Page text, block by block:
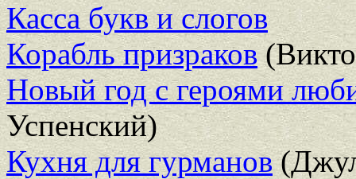
Касса букв и слогов
Корабль призраков
Новый год с героями
Успенский)
Кухня для гурманов